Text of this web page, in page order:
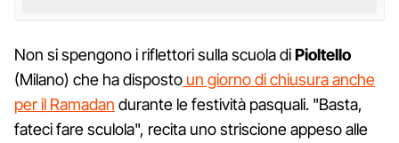
Non si spengono i riflettori sulla scuola diPioltello
(Milano) che ha disposto un giorno di chiusura anche
per il Ramadan durante le festività pasquali. "Basta,
fateci fare sculola", recita uno striscione appeso alle